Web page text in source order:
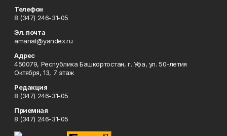
Телефон
8 (347) 246-31-05
Эл. почта
amanat@yandex.ru
Адрес
450079, Республика Башкортостан, г. Уфа, ул. 50-летия
Октября, 13, 7 этаж
Редакция
8 (347) 246-31-05
Приемная
8 (347) 246-31-05